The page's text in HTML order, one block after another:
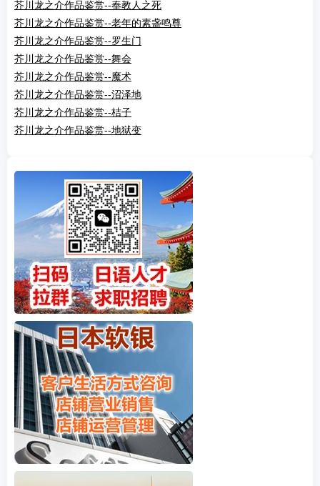
芥川龙之介作品鉴赏--奉教人之死
芥川龙之介作品鉴赏--老年的素盏鸣尊
芥川龙之介作品鉴赏--罗生门
芥川龙之介作品鉴赏--舞会
芥川龙之介作品鉴赏--魔术
芥川龙之介作品鉴赏--沼泽地
芥川龙之介作品鉴赏--桔子
芥川龙之介作品鉴赏--地狱变